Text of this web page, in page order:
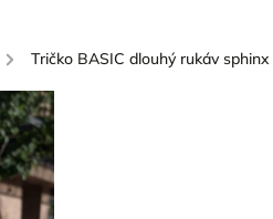
/ Tričko BASIC dlouhý rukáv sphinx